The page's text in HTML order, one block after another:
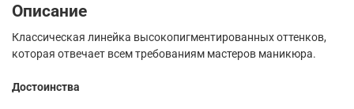
Описание
Классическая линейка высокопигментированных оттенков,
которая отвечает всем требованиям мастеров маникюра.
Достоинства